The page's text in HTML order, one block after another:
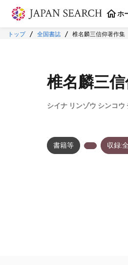
本文に飛ぶ
ホ
トップ 全国書誌 椎名麟三信仰著作集
椎名麟三
シイナ リンゾウ シンコウ
書籍等 収録: